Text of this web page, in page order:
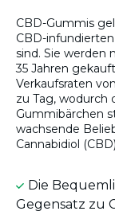
CBD-Gummis
CBD-
sind. Sie werden
35 Jahren
Verkaufsraten
zu Tag, wodurch
Gummibärchen
wachsende
Cannabidiol
Die
Gegensatz zu